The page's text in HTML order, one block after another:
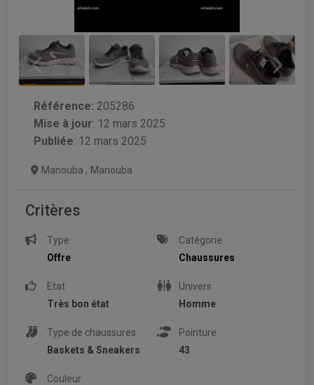
Référence: 205286
Mise à jour: 12 mars 2025
Publiée: 12 mars 2025
Manouba , Manouba
Critères
Type
Offre
Catégorie
Chaussures
Etat
Très bon état
Univers
Homme
Type de chaussures
Baskets & Sneakers
Pointure
43
Couleur